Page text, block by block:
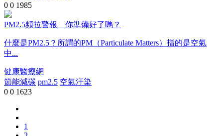
0 0 1985
PM2.5頻拉警報 你準備好了嗎？
什麼是PM2.5？所謂的PM（Particulate Matters）指的是空氣
中...
健康醫療網
節能減碳 pm2.5 空氣汙染
0 0 1623
1